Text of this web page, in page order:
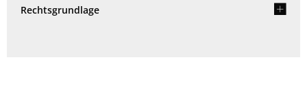
Rechtsgrundlage